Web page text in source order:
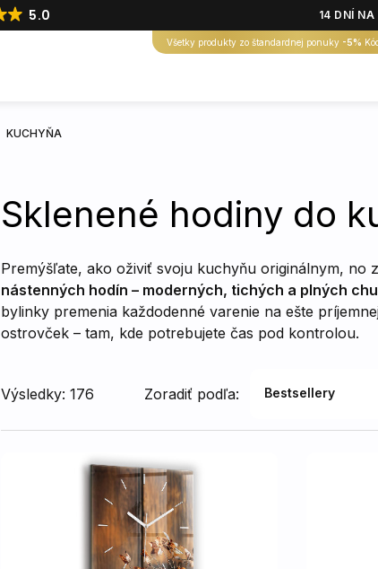
5.0 14 DNÍ NA
Všetky produkty zo štandardnej ponuky -5%
KUCHYŇA
Sklenené hodiny do
Premýšľate, ako oživiť svoju kuchyňu originálnym, no
nástenných hodín – moderných, tichých a plných
bylinky premenia každodenné varenie na ešte
ostrovček – tam, kde potrebujete čas pod kontrolou.
Výsledky: 176 Zoradiť podľa: Bestsellery